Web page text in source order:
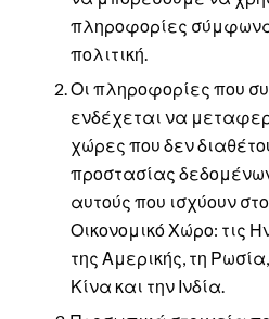
πληροφορίες
πολιτική.
Οι πληροφορίες που
ενδέχεται να
χώρες που δεν
προστασίας
αυτούς που ισχύουν
Οικονομικό Χώρο: τις
της Αμερικής, τη
Κίνα και την Ινδία.